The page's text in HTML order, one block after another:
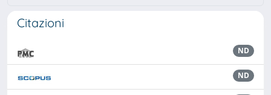
Citazioni
ND
ND